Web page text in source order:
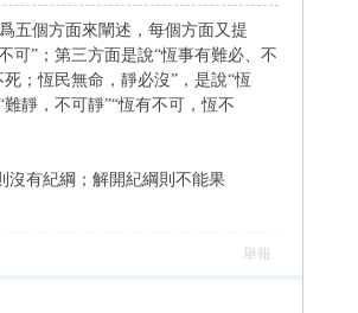
五個方面來闡述，每個方面又提
可”；第三方面是說“恆事有難必、不
；恆民無命，靜必沒”，是說“恆
靜，不可靜”“恆有不可，恆不
沒有紀綱；解開紀綱則不能果
舉報